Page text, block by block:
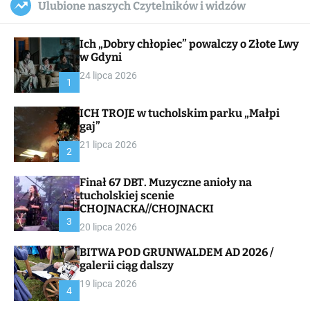
c
a
a
s
W
i
e
l
c
Ulubione naszych Czytelników i widzów
1
Ich „Dobry chłopiec” powalczy o Złote Lwy
w Gdyni
24 lipca 2026
2
ICH TROJE w tucholskim parku „Małpi
gaj”
21 lipca 2026
3
Finał 67 DBT. Muzyczne anioły na
tucholskiej scenie
CHOJNACKA//CHOJNACKI
20 lipca 2026
4
BITWA POD GRUNWALDEM AD 2026 /
galerii ciąg dalszy
19 lipca 2026